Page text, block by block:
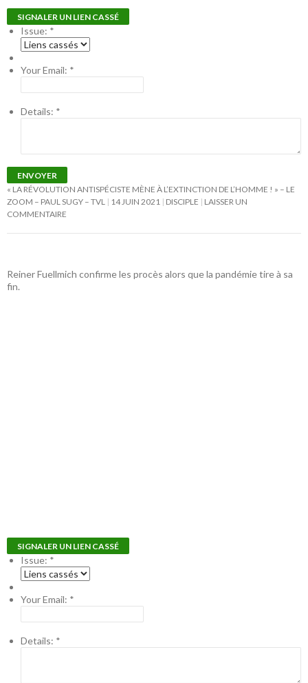
SIGNALER UN LIEN CASSÉ
Issue: *
Your Email: *
Details: *
ENVOYER
« LA RÉVOLUTION ANTISPÉCISTE MÈNE À L’EXTINCTION DE L’HOMME ! » – LE
ZOOM – PAUL SUGY – TVL
14 JUIN 2021 DISCIPLE
LAISSER UN
COMMENTAIRE
Reiner Fuellmich confirme les procès alors que la pandémie tire à sa
fin.
SIGNALER UN LIEN CASSÉ
Issue: *
Your Email: *
Details: *